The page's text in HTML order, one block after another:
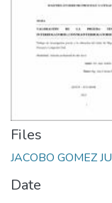
Files
JACOBO GOMEZ
Date